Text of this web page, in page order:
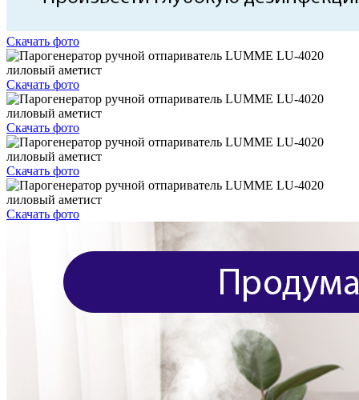
Скачать фото
Скачать фото
Скачать фото
Скачать фото
Скачать фото